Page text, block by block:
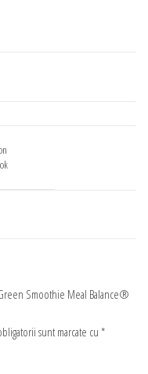
Smoothie Meal Balance®
sunt marcate cu *